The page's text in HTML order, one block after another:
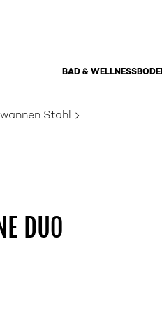
BAD & WELLNESS
Stahl
DUO